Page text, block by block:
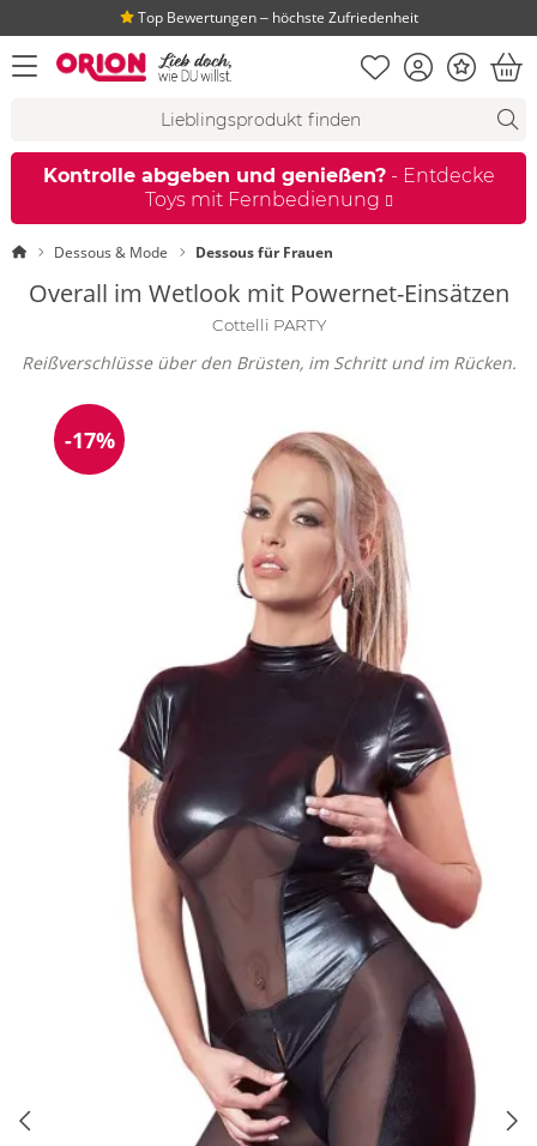
Top Bewertungen ‒ höchste Zufriedenheit
Menü öffnen Merkliste
KontoBonus
Kontrolle abgeben und genießen?- Entdecke
Toys mit Fernbedienung
StartseiteDessous & Mode Dessous für Frauen
Overall im Wetlook mit Powernet-Einsätzen
Cottelli PARTY
Reißverschlüsse über den Brüsten, im Schritt und im Rücken.
Reduzierung
-17%